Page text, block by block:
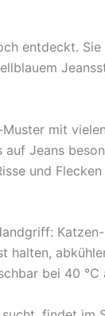
entdeckt.
mit
auf Jeans
und
halten,
bei 40 °C